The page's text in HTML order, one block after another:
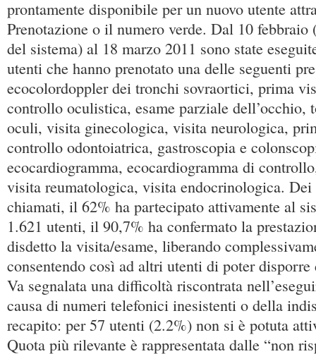
prontamente disponibile per un nuovo utente
Prenotazione o il numero verde. Dal 10 febbraio
del sistema) al 18 marzo 2011 sono state
utenti che hanno prenotato una delle seguenti
ecocolordoppler dei tronchi sovraortici, prima
controllo oculistica, esame parziale dell’occhio,
oculi, visita ginecologica, visita neurologica,
controllo odontoiatrica, gastroscopia e
ecocardiogramma, ecocardiogramma di
visita reumatologica, visita endocrinologica.
chiamati, il 62% ha partecipato attivamente al
1.621 utenti, il 90,7% ha confermato la
disdetto la visita/esame, liberando
consentendo così ad altri utenti di poter disporre
Va segnalata una difficoltà riscontrata
causa di numeri telefonici inesistenti o della
recapito: per 57 utenti (2.2%) non si è potuta
Quota più rilevante è rappresentata dalle “non